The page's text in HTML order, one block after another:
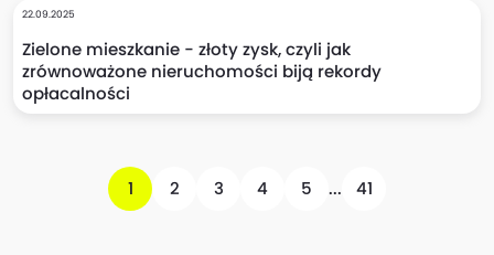
22.09.2025
Zielone mieszkanie - złoty zysk, czyli jak
zrównoważone nieruchomości biją rekordy
opłacalności
1 2 3 4 5 ... 41